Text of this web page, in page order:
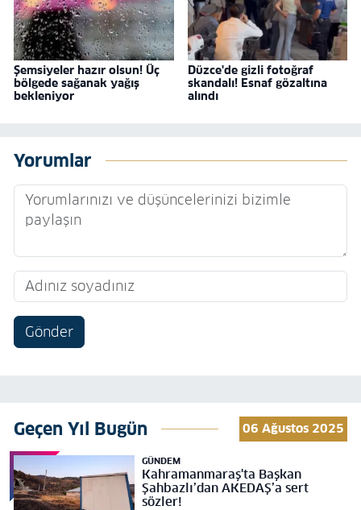
Şemsiyeler hazır olsun! Üç
bölgede sağanak yağış
bekleniyor
Düzce'de gizli fotoğraf
skandalı! Esnaf gözaltına
alındı
Yorumlar
Gönder
Geçen Yıl Bugün 06 Ağustos 2025
GÜNDEM
Kahramanmaraş'ta Başkan
Şahbazlı’dan AKEDAŞ’a sert
sözler!